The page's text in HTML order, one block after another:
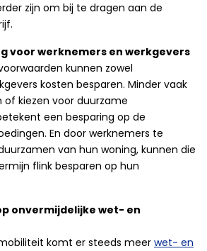
zijn om bij te dragen aan de
voor werknemers en werkgevers
kunnen zowel
kosten besparen. Minder vaak
of kiezen voor duurzame
een besparing op de
En door werknemers te
van hun woning, kunnen die
flink besparen op hun
onvermijdelijke wet- en
komt er steeds meer wet- en